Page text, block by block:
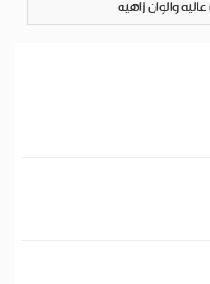
والوان زاهيه